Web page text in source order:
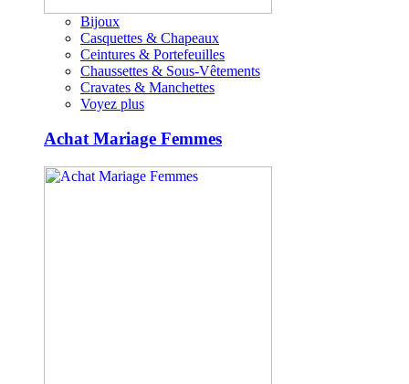
Bijoux
Casquettes & Chapeaux
Ceintures & Portefeuilles
Chaussettes & Sous-Vêtements
Cravates & Manchettes
Voyez plus
Achat Mariage Femmes